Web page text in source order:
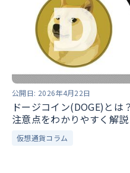
公開日: 2026年4月22日
ドージコイン(DOGE)とは
注意点をわかりやすく解説
仮想通貨コラム